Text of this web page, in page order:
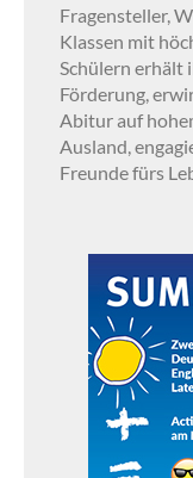
Fragensteller,
Klassen mit
Schülern erhält
Förderung,
Abitur auf
Ausland,
Freunde fürs